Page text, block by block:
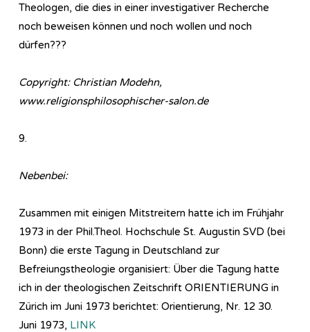
Theologen, die dies in einer investigativer Recherche
noch beweisen können und noch wollen und noch
dürfen???
Copyright: Christian Modehn,
www.religionsphilosophischer-salon.de
9.
Nebenbei:
Zusammen mit einigen Mitstreitern hatte ich im Frühjahr
1973 in der Phil.Theol. Hochschule St. Augustin SVD (bei
Bonn) die erste Tagung in Deutschland zur
Befreiungstheologie organisiert: Über die Tagung hatte
ich in der theologischen Zeitschrift ORIENTIERUNG in
Zürich im Juni 1973 berichtet: Orientierung, Nr. 12 30.
Juni 1973, LINK